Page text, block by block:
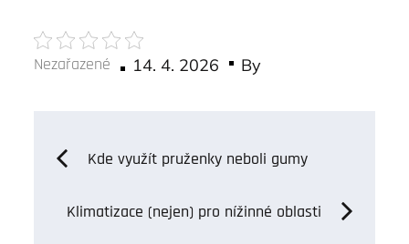
Nezařazené
Posted
14. 4. 2026 By
Navigace
pro
Kde využít pruženky neboli gumy
Klimatizace (nejen) pro nížinné oblasti